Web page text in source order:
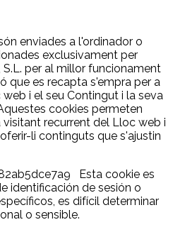
enviades a l'ordinador o
exclusivament per
S.L. per al millor funcionament
que es recapta s'empra per a
i el seu Contingut i la seva
cookies permeten
visitant recurrent del Lloc web i
li continguts que s'ajustin
Esta cookie es
identificación de sesión o
es difícil determinar
o sensible.